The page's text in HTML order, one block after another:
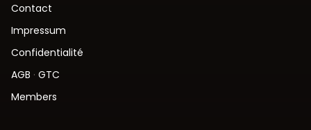
Contact
Impressum
Confidentialité
AGB · GTC
Members